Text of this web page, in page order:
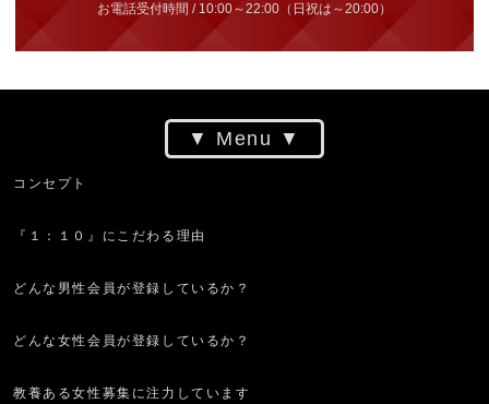
お電話受付時間 / 10:00～22:00（日祝は～20:00）
Menu
コンセプト
『１：１０』にこだわる理由
どんな男性会員が登録しているか？
どんな女性会員が登録しているか？
教養ある女性募集に注力しています